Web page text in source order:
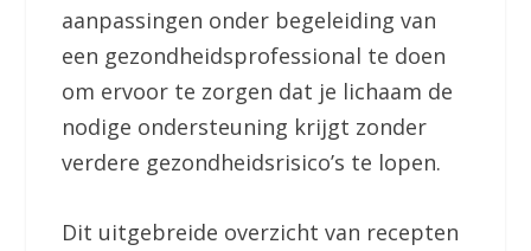
aanpassingen onder begeleiding van
een gezondheidsprofessional te doen
om ervoor te zorgen dat je lichaam de
nodige ondersteuning krijgt zonder
verdere gezondheidsrisico’s te lopen.
Dit uitgebreide overzicht van recepten